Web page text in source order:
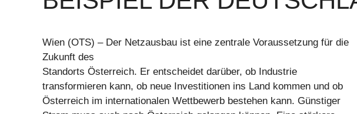
Wien (OTS) – Der Netzausbau ist eine zentrale Voraussetzung für die
Zukunft des
Standorts Österreich. Er entscheidet darüber, ob Industrie
transformieren kann, ob neue Investitionen ins Land kommen und ob
Österreich im internationalen Wettbewerb bestehen kann. Günstiger